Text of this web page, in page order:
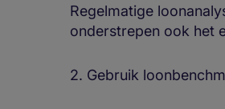
Regelmatige
onderstrepen ook het
2. Gebruik